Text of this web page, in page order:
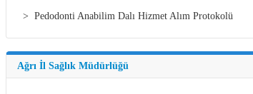
> Pedodonti Anabilim Dalı Hizmet Alım Protokolü
Ağrı İl Sağlık Müdürlüğü